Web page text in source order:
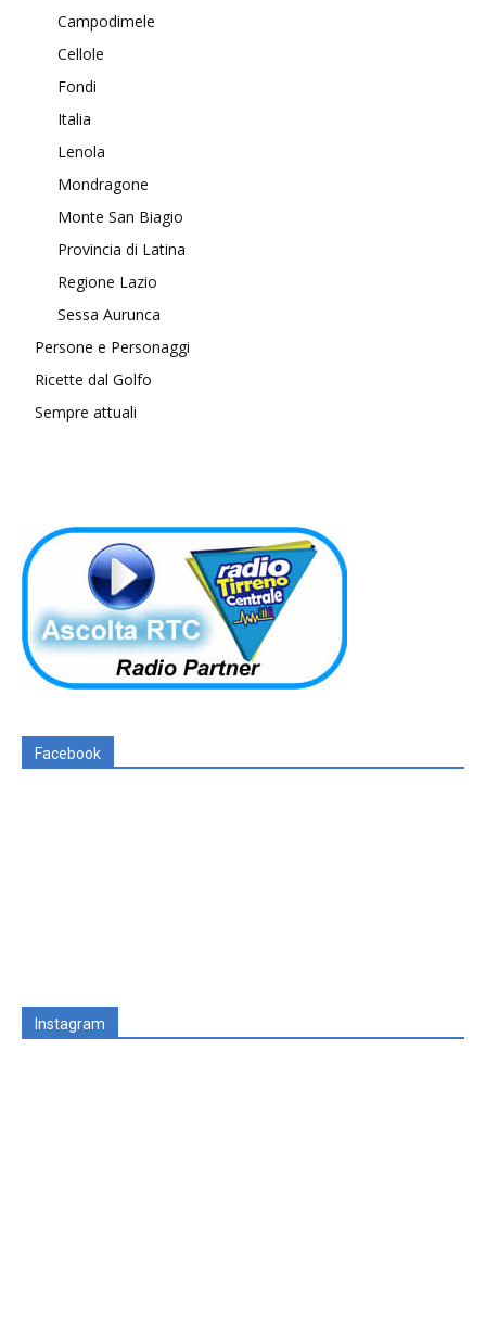
Campodimele
Cellole
Fondi
Italia
Lenola
Mondragone
Monte San Biagio
Provincia di Latina
Regione Lazio
Sessa Aurunca
Persone e Personaggi
Ricette dal Golfo
Sempre attuali
Facebook
Instagram